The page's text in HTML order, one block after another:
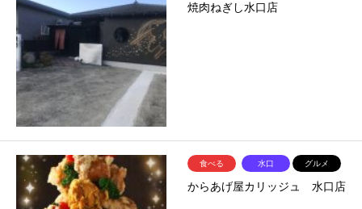
焼肉ねぎし水口店
食べる 水口 グルメ
からあげ屋カリッジュ 水口店